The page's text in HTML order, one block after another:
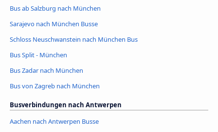
Bus ab Salzburg nach München
Sarajevo nach München Busse
Schloss Neuschwanstein nach München Bus
Bus Split - München
Bus Zadar nach München
Bus von Zagreb nach München
Busverbindungen nach Antwerpen
Aachen nach Antwerpen Busse